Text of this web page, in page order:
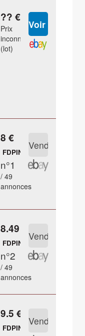
?? €
Prix
inconnu
(lot)
8 €
FDPIN
n°1
/ 49
annonces
8.49 €
FDPIN
n°2
/ 49
annonces
9.5 €
FDPIN